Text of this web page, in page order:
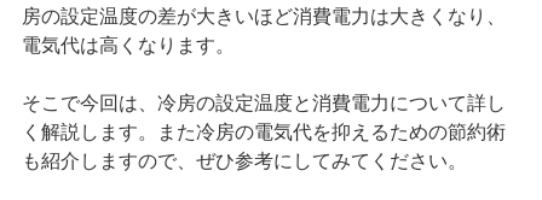
房の設定温度の差が大きいほど消費電力は大きくなり、
電気代は高くなります。
そこで今回は、冷房の設定温度と消費電力について詳し
く解説します。また冷房の電気代を抑えるための節約術
も紹介しますので、ぜひ参考にしてみてください。